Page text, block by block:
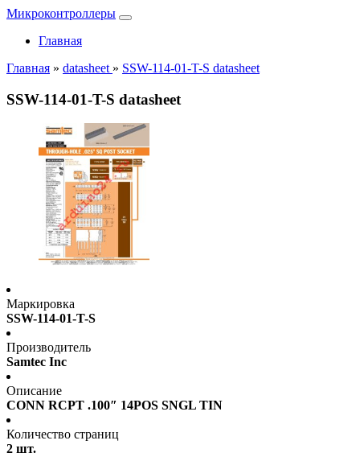
Микроконтроллеры
Главная
Главная » datasheet » SSW-114-01-T-S datasheet
SSW-114-01-T-S datasheet
Маркировка
SSW-114-01-T-S
Производитель
Samtec Inc
Описание
CONN RCPT .100″ 14POS SNGL TIN
Количество страниц
2 шт.